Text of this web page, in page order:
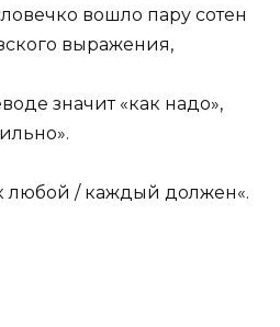
вошло пару сотен
выражения,
значит «как надо»,
любой / каждый должен«.